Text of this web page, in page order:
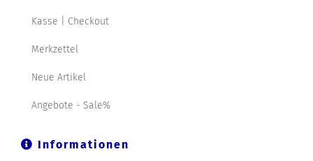
Kasse | Checkout
Merkzettel
Neue Artikel
Angebote - Sale%
Informationen